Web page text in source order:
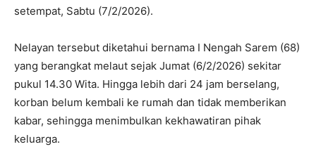
setempat, Sabtu (7/2/2026).
Nelayan tersebut diketahui bernama I Nengah Sarem (68)
yang berangkat melaut sejak Jumat (6/2/2026) sekitar
pukul 14.30 Wita. Hingga lebih dari 24 jam berselang,
korban belum kembali ke rumah dan tidak memberikan
kabar, sehingga menimbulkan kekhawatiran pihak
keluarga.